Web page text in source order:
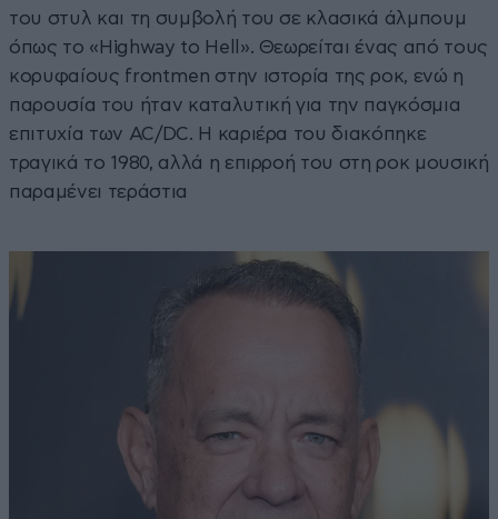
του στυλ και τη συμβολή του σε κλασικά άλμπουμ
όπως το «Highway to Hell». Θεωρείται ένας από τους
κορυφαίους frontmen στην ιστορία της ροκ, ενώ η
παρουσία του ήταν καταλυτική για την παγκόσμια
επιτυχία των AC/DC. Η καριέρα του διακόπηκε
τραγικά το 1980, αλλά η επιρροή του στη ροκ μουσική
παραμένει τεράστια